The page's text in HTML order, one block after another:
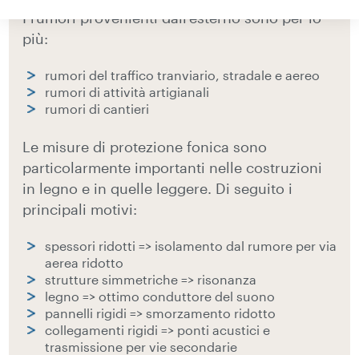
I rumori provenienti dall’esterno sono per lo
più:
rumori del traffico tranviario, stradale e aereo
rumori di attività artigianali
rumori di cantieri
Le misure di protezione fonica sono
particolarmente importanti nelle costruzioni
in legno e in quelle leggere. Di seguito i
principali motivi:
spessori ridotti => isolamento dal rumore per via
aerea ridotto
strutture simmetriche => risonanza
legno => ottimo conduttore del suono
pannelli rigidi => smorzamento ridotto
collegamenti rigidi => ponti acustici e
trasmissione per vie secondarie